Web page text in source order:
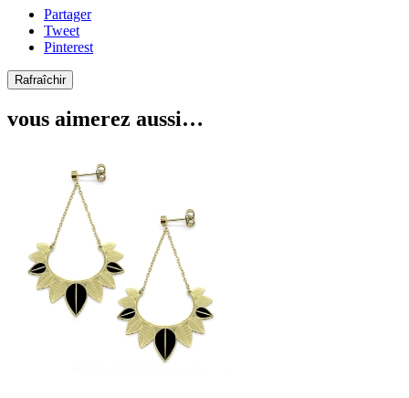
Partager
Tweet
Pinterest
vous aimerez aussi…